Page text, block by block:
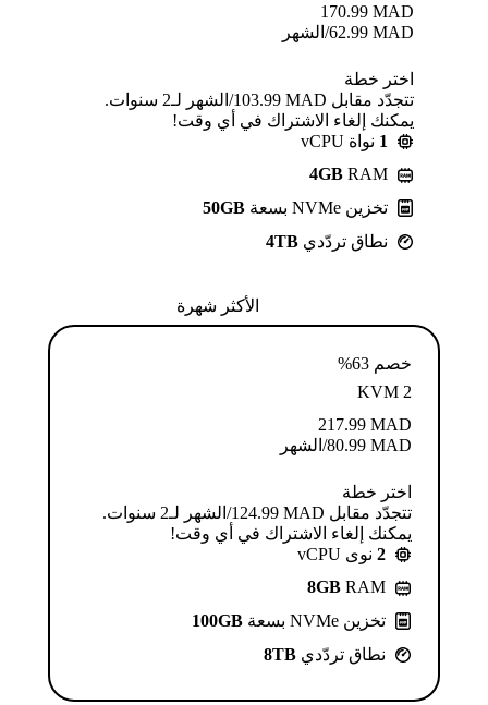
MAD
170.99
MAD
62.99/الشهر
اختر خطة
تتجدّد مقابل MAD ⁦103.99⁩/الشهر لـ2 سنوات.
يمكنك إلغاء الاشتراك في أي وقت!
1 نواة vCPU
4GB RAM
تخزين NVMe بسعة
50GB
نطاق تردّدي 4TB
الأكثر شهرة
خصم 63%
KVM 2
MAD
217.99
MAD
80.99/الشهر
اختر خطة
تتجدّد مقابل MAD ⁦124.99⁩/الشهر لـ2 سنوات.
يمكنك إلغاء الاشتراك في أي وقت!
2 نوى vCPU
8GB RAM
تخزين NVMe بسعة
100GB
نطاق تردّدي 8TB